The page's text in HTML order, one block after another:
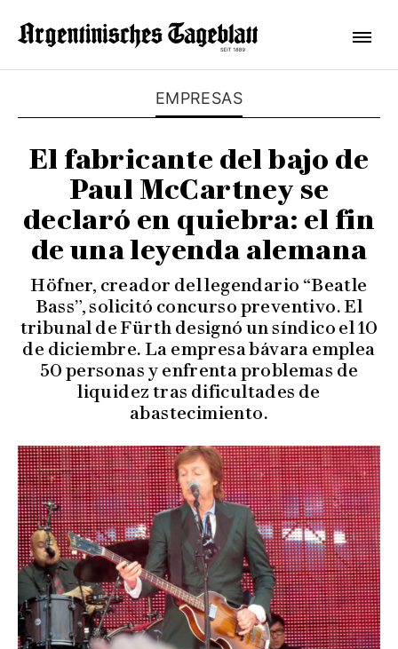
EMPRESAS
El fabricante del bajo de
Paul McCartney se
declaró en quiebra: el fin
de una leyenda alemana
Höfner, creador del legendario “Beatle
Bass”, solicitó concurso preventivo. El
tribunal de Fürth designó un síndico el 10
de diciembre. La empresa bávara emplea
50 personas y enfrenta problemas de
liquidez tras dificultades de
abastecimiento.